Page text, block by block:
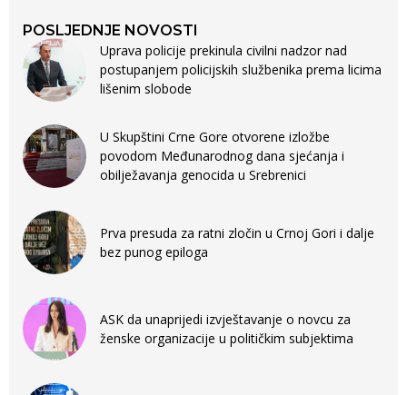
POSLJEDNJE NOVOSTI
Uprava policije prekinula civilni nadzor nad
postupanjem policijskih službenika prema licima
lišenim slobode
U Skupštini Crne Gore otvorene izložbe
povodom Međunarodnog dana sjećanja i
obilježavanja genocida u Srebrenici
Prva presuda za ratni zločin u Crnoj Gori i dalje
bez punog epiloga
ASK da unaprijedi izvještavanje o novcu za
ženske organizacije u političkim subjektima